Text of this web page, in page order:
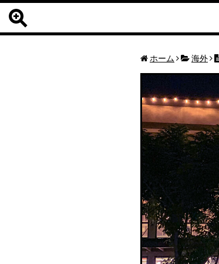
ホーム 海外